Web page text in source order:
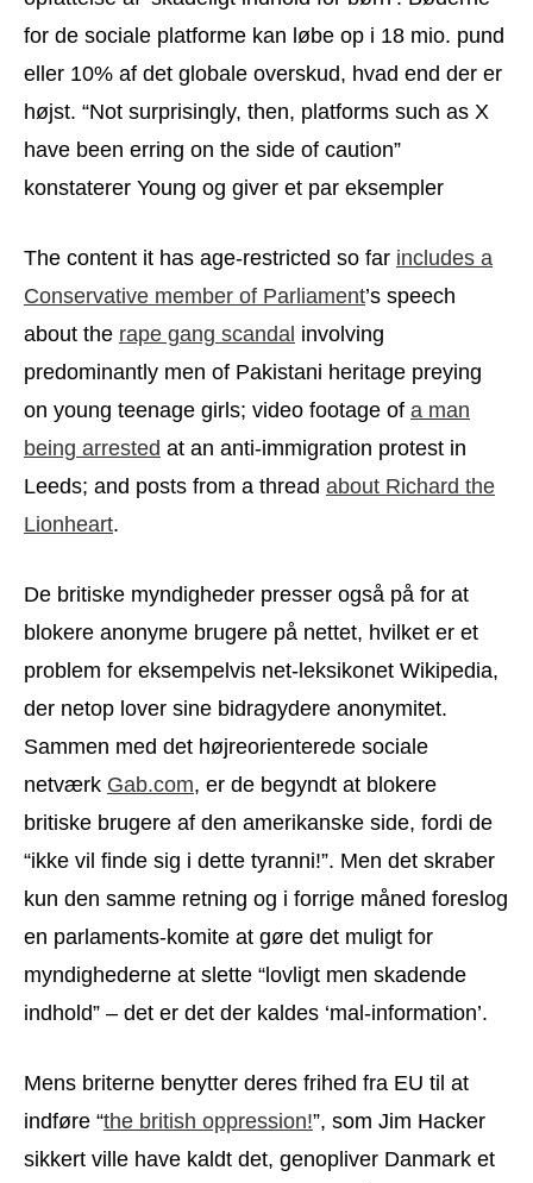
for de sociale platforme kan løbe op i 18 mio. pund
eller 10% af det globale overskud, hvad end der er
højst. “Not surprisingly, then, platforms such as X
have been erring on the side of caution”
konstaterer Young og giver et par eksempler
The content it has age-restricted so far includes a
Conservative member of Parliament’s speech
about the rape gang scandal involving
predominantly men of Pakistani heritage preying
on young teenage girls; video footage of a man
being arrested at an anti-immigration protest in
Leeds; and posts from a thread about Richard the
Lionheart.
De britiske myndigheder presser også på for at
blokere anonyme brugere på nettet, hvilket er et
problem for eksempelvis net-leksikonet Wikipedia,
der netop lover sine bidragydere anonymitet.
Sammen med det højreorienterede sociale
netværk Gab.com, er de begyndt at blokere
britiske brugere af den amerikanske side, fordi de
“ikke vil finde sig i dette tyranni!”. Men det skraber
kun den samme retning og i forrige måned foreslog
en parlaments-komite at gøre det muligt for
myndighederne at slette “lovligt men skadende
indhold” – det er det der kaldes ‘mal-information’.
Mens briterne benytter deres frihed fra EU til at
indføre “the british oppression!”, som Jim Hacker
sikkert ville have kaldt det, genopliver Danmark et